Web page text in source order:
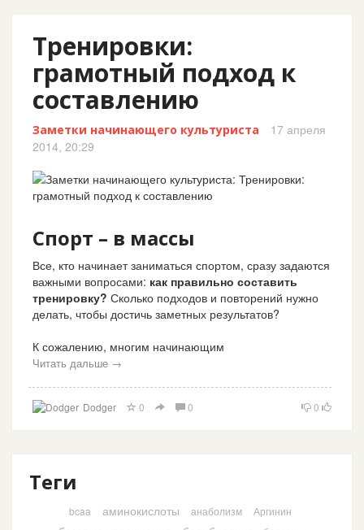
Тренировки:
грамотный подход к
составлению
Заметки начинающего культуриста
17 апреля
2014, 20:29
Спорт – в массы
Все, кто начинает заниматься спортом, сразу задаются
важными вопросами: как правильно составить
тренировку? Сколько подходов и повторений нужно
делать, чтобы достичь заметных результатов?
К сожалению, многим начинающим
Читать дальше →
Dodger 0 0 0
Теги
bcaa аминокислоты анаболизм Аргинин